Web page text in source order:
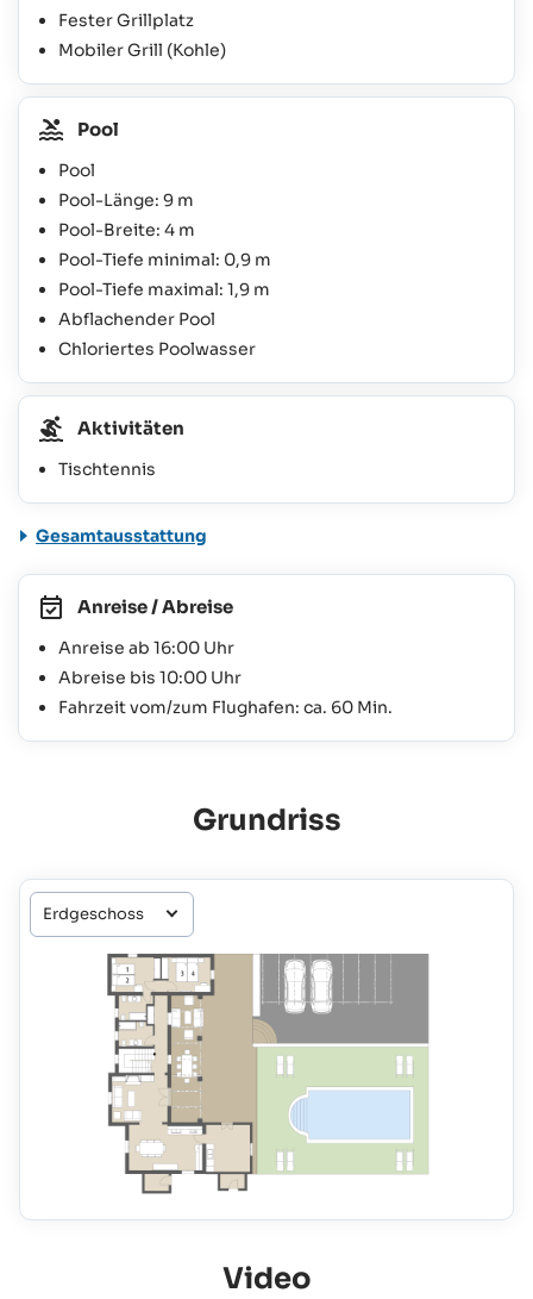
Fester Grillplatz
Mobiler Grill (Kohle)
Pool
Pool
Pool-Länge: 9 m
Pool-Breite: 4 m
Pool-Tiefe minimal: 0,9 m
Pool-Tiefe maximal: 1,9 m
Abflachender Pool
Chloriertes Poolwasser
Aktivitäten
Tischtennis
Gesamtausstattung
Anreise / Abreise
Anreise ab 16:00 Uhr
Abreise bis 10:00 Uhr
Fahrzeit vom/zum Flughafen: ca. 60 Min.
Grundriss
Video